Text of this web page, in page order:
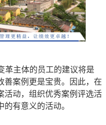
革主体的员工的建议将是
善案例更是宝贵。因此，在
活动，组织优秀案例评选活
有意义的活动。